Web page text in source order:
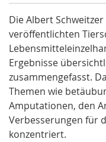
Die Albert
veröffentlichten
Ergebnisse
zusammengefasst.
Themen wie
Amputationen, den
Verbesserungen für
konzentriert.